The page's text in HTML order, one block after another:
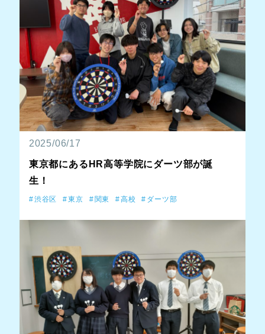
2025/06/17
東京都にあるHR高等学院にダーツ部が誕
生！
渋谷区 東京 関東 高校 ダーツ部